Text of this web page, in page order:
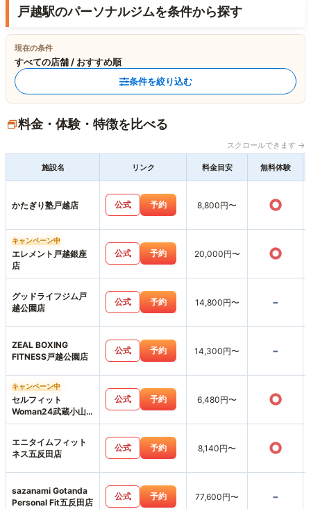
戸越駅のパーソナルジムを条件から探す
現在の条件
すべての店舗 / おすすめ順
条件を絞り込む
料金・体験・特徴を比べる
スクロールできます →
施設名 リンク 料金目安 無料体験
かたぎり塾戸越店 公式 予約 8,800円〜 ○
キャンペーン中
エレメント戸越銀座
店
公式 予約 20,000円〜 ○
グッドライフジム戸
越公園店
公式 予約 14,800円〜 -
ZEAL BOXING
FITNESS戸越公園店
公式 予約 14,300円〜 -
キャンペーン中
セルフィット
Woman24武蔵小山
店
公式 予約 6,480円〜 ○
エニタイムフィット
ネス五反田店
公式 予約 8,140円〜 ○
sazanami Gotanda
Personal Fit五反田店
公式 予約 77,600円〜 -